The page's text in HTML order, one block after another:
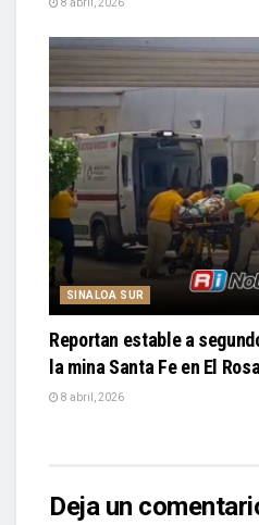
SINALOA SUR
Reportan estable a
la mina Santa Fe en El
8 abril, 2026
Deja un